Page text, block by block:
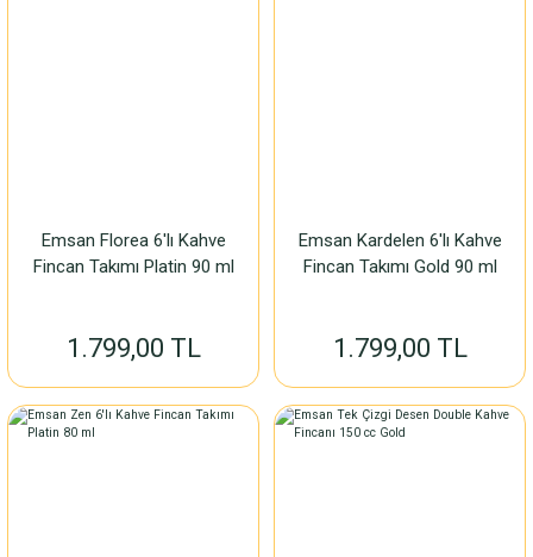
Emsan Florea 6'lı Kahve
Fincan Takımı Platin 90 ml
1.799,00 TL
Emsan Kardelen 6'lı Kahve
Fincan Takımı Gold 90 ml
1.799,00 TL